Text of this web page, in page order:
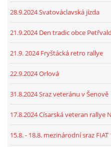
28.9.2024 Svatováclavská jízda
21.9.2024 Den tradic obce Petřvald
21.9. 2024 Fryštácká retro rallye
22.9.2024 Orlová
31.8.2024 Sraz veteránu v Šenově
17.8.2024 Císarská veteran rallye
15.8. - 18.8. mezinárodní sraz